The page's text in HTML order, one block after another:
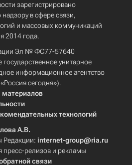
зарегистрировано
в сфере связи,
и массовых коммуникаций
2014 года.
Эл № ФС77-57640
унитарное
информационное агентство
сегодня»).
материалов
технологий
А.В.
Редакции: internet-group@ria.ru
релизов и рекламы
связи